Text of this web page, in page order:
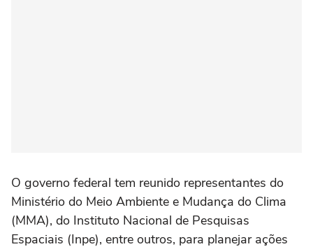
O governo federal tem reunido representantes do
Ministério do Meio Ambiente e Mudança do Clima
(MMA), do Instituto Nacional de Pesquisas
Espaciais (Inpe), entre outros, para planejar ações